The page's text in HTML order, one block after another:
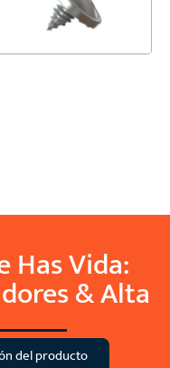
Has Vida:
&Alta
del producto